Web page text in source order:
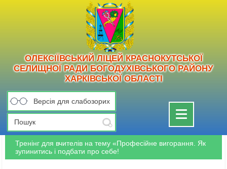
ОЛЕКСІЇВСЬКИЙ ЛІЦЕЙ КРАСНОКУТСЬКОЇ
СЕЛИЩНОЇ РАДИ БОГОДУХІВСЬКОГО РАЙОНУ
ХАРКІВСЬКОЇ ОБЛАСТІ
Версія для слабозорих
Toggle
navigation
Тренінг для вчителів на тему «Професійне вигорання. Як
зупинитись і подбати про себе!